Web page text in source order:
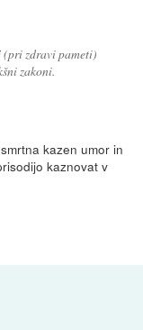
(pri zdravi pameti)
zakoni.
kazen umor in
kaznovat v